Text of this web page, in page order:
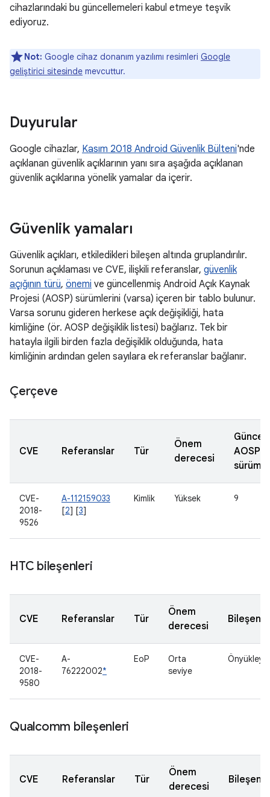
cihazlarındaki bu güncellemeleri kabul etmeye teşvik
ediyoruz.
Not: Google cihaz donanım yazılımı resimleri Google
geliştirici sitesinde mevcuttur.
Duyurular
Google cihazlar, Kasım 2018 Android Güvenlik Bülteni'nde
açıklanan güvenlik açıklarının yanı sıra aşağıda açıklanan
güvenlik açıklarına yönelik yamalar da içerir.
Güvenlik yamaları
Güvenlik açıkları, etkiledikleri bileşen altında gruplandırılır.
Sorunun açıklaması ve CVE, ilişkili referanslar, güvenlik
açığının türü, önemi ve güncellenmiş Android Açık Kaynak
Projesi (AOSP) sürümlerini (varsa) içeren bir tablo bulunur.
Varsa sorunu gideren herkese açık değişikliği, hata
kimliğine (ör. AOSP değişiklik listesi) bağlarız. Tek bir
hatayla ilgili birden fazla değişiklik olduğunda, hata
kimliğinin ardından gelen sayılara ek referanslar bağlanır.
Çerçeve
CVE Referanslar Tür
Önem
derecesi
AOSP
CVE-
2018-
9526
A-112159033
[2] [3]
Kimlik Yüksek 9
HTC bileşenleri
CVE Referanslar Tür
Önem
derecesi
Bileşen
CVE-
2018-
9580
A-
76222002*
EoP
Orta
seviye
Qualcomm bileşenleri
CVE Referanslar Tür
Önem
derecesi
Bileşen